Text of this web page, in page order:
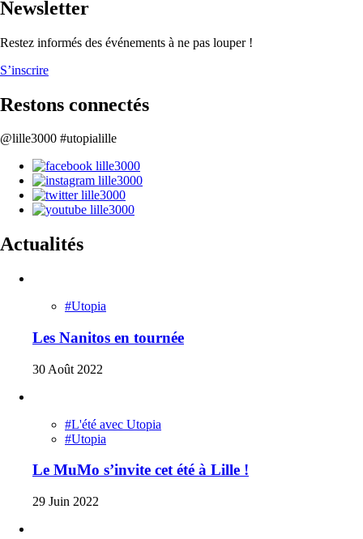
Newsletter
Restez informés des événements à ne pas louper !
S’inscrire
Restons connectés
@lille3000 #utopialille
Actualités
#Utopia
Les Nanitos en tournée
30 Août 2022
#L'été avec Utopia
#Utopia
Le MuMo s’invite cet été à Lille !
29 Juin 2022